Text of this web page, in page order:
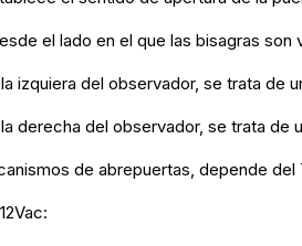
el lado en el que las bisagras son
izquiera del observador, se trata de
derecha del observador, se trata de
de abrepuertas, depende